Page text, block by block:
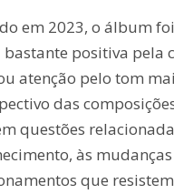
em 2023, o álbum
positiva pela
atenção pelo tom
das
questões
às
que